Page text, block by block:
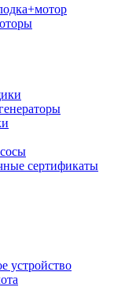
сертификаты
устройство